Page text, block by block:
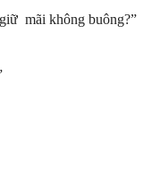
mãi không buông?”